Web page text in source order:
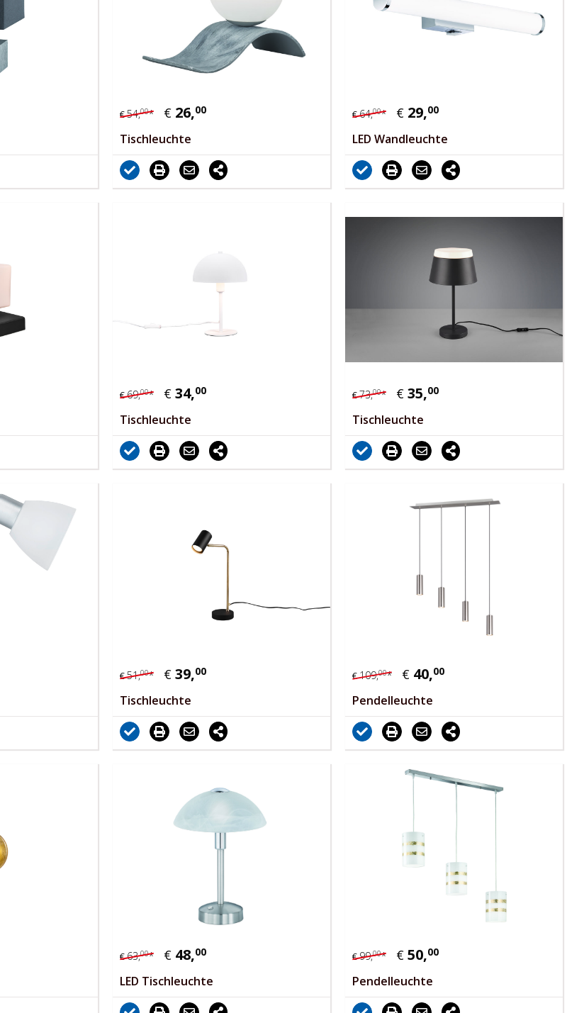
€54,00* € 26,00
Tischleuchte
€64,00* € 29,00
LED Wandleuchte
€69,00* € 34,00
Tischleuchte
€73,00* € 35,00
Tischleuchte
€51,00* € 39,00
Tischleuchte
€109,00* € 40,00
Pendelleuchte
€63,00* € 48,00
LED Tischleuchte
€99,00* € 50,00
Pendelleuchte